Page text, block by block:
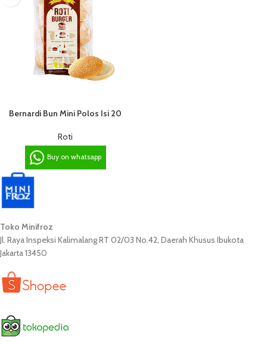
Bernardi Bun Mini Polos Isi 20
Roti
Buy on whatsapp
Toko Minifroz
Jl. Raya Inspeksi Kalimalang RT 02/03 No.42, Daerah Khusus Ibukota
Jakarta 13450